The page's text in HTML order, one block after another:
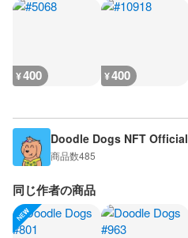
¥400 ¥400
Doodle Dogs NFT Official
商品数485
同じ作者の商品